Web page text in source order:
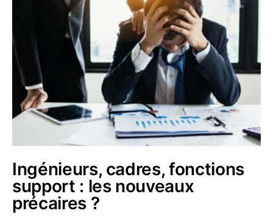
Ingénieurs, cadres, fonctions
support : les nouveaux
précaires ?